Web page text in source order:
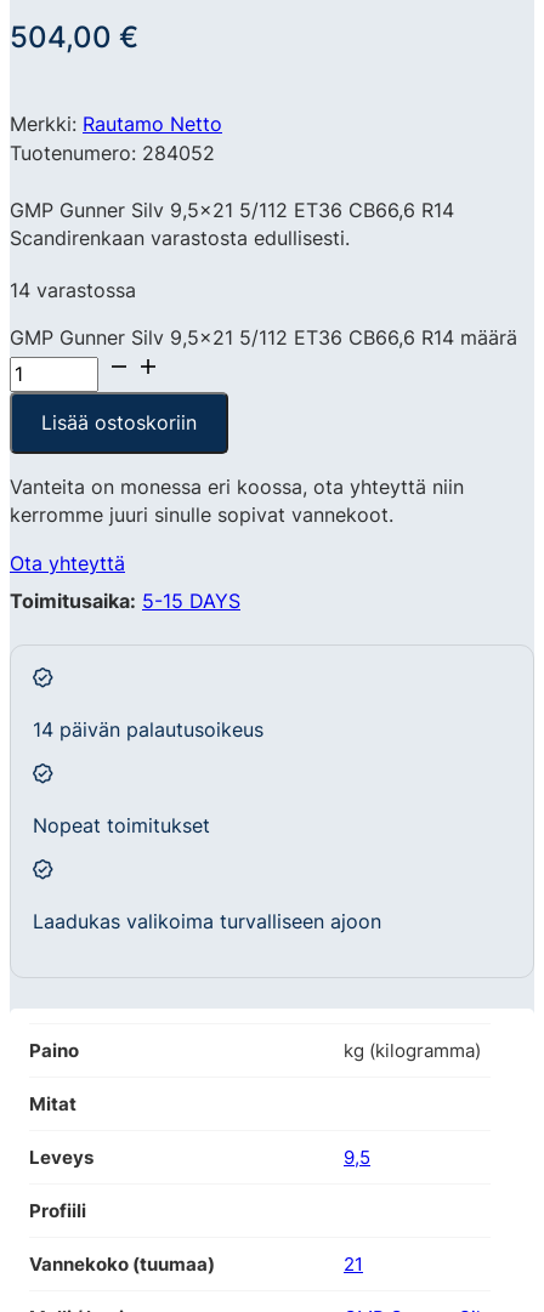
504,00 €
Merkki: Rautamo Netto
Tuotenumero: 284052
GMP Gunner Silv 9,5×21 5/112 ET36 CB66,6 R14
Scandirenkaan varastosta edullisesti.
14 varastossa
GMP Gunner Silv 9,5x21 5/112 ET36 CB66,6 R14 määrä
Lisää ostoskoriin
Vanteita on monessa eri koossa, ota yhteyttä niin
kerromme juuri sinulle sopivat vannekoot.
Ota yhteyttä
Toimitusaika: 5-15 DAYS
14 päivän palautusoikeus
Nopeat toimitukset
Laadukas valikoima turvalliseen ajoon
Paino kg (kilogramma)
Mitat
Leveys 9,5
Profiili
Vannekoko (tuumaa) 21